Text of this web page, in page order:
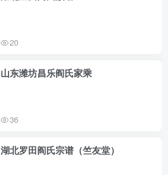
20
山东潍坊昌乐阎氏家乘
36
湖北罗田阎氏宗谱（竺友堂）